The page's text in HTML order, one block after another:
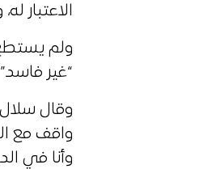
الاعتبار
ولم
“غير
وقال